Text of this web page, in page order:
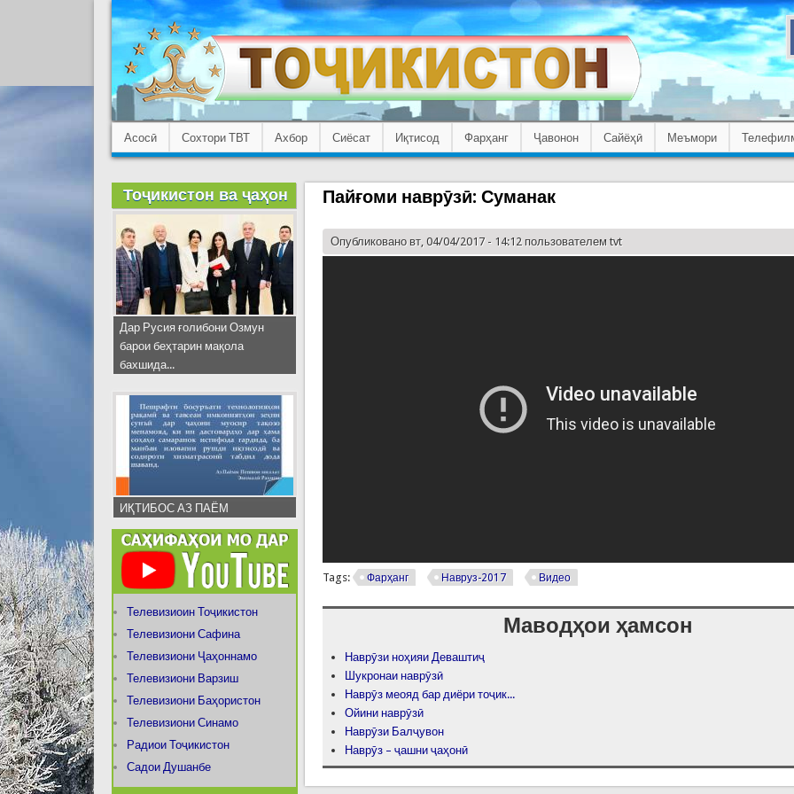
Асосӣ Сохтори ТВТ Ахбор Сиёсат Иқтисод Фарҳанг Ҷавонон Сайёҳӣ Меъмори
Пайғоми наврӯзӣ: Суманак
Опубликовано вт, 04/04/2017 - 14:12 пользователемtvt
Tags: Фарҳанг Навруз-2017 Видео
Маводҳои ҳамсон
Наврӯзи ноҳияи Деваштиҷ
Шукронаи наврӯзӣ
Наврӯз меояд бар диёри тоҷик...
Ойини наврӯзӣ
Наврӯзи Балҷувон
Наврӯз – ҷашни ҷаҳонӣ
Тоҷикистон ва ҷаҳон
Дар Русия ғолибони Озмун
барои беҳтарин мақола
бахшида...
ИҚТИБОС АЗ ПАЁМ
Телевизиоин Тоҷикистон
Телевизиони Сафина
Телевизиони Ҷаҳоннамо
Телевизиони Варзиш
Телевизиони Баҳористон
Телевизиони Синамо
Радиои Тоҷикистон
Садои Душанбе